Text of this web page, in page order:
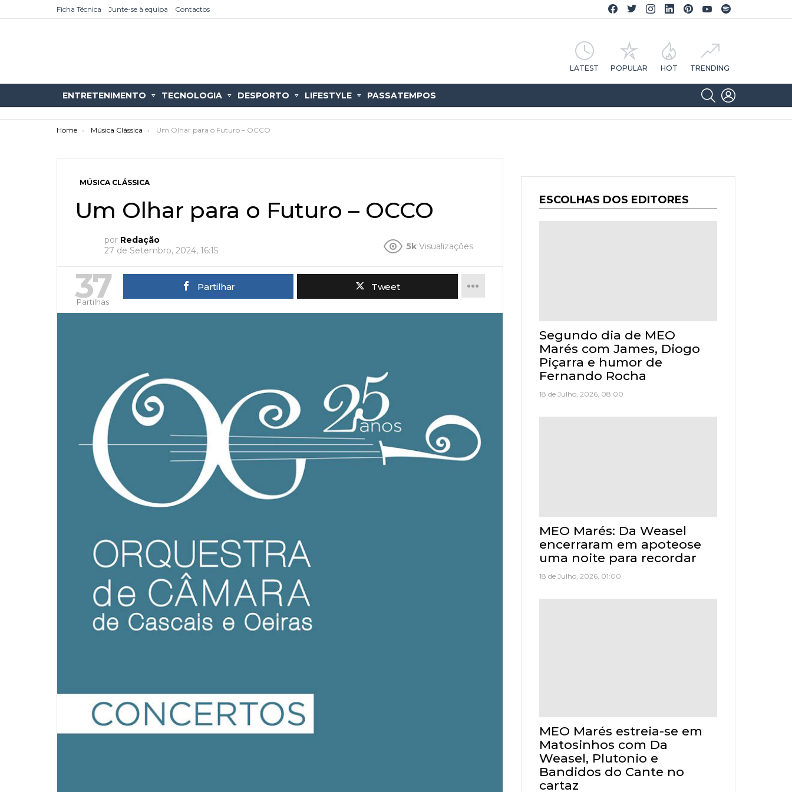
Ficha Técnica Junte-se à equipa Contactos
Facebook CA Notícias
Twitter CA Notícias
Instagram CA Notícias
Linkedin CA Notícias
Pinterest CA Notícias
YouTube CA Notícias
LATEST POPULAR HOT TRENDING
ENTRETENIMENTO TECNOLOGIA DESPORTO LIFESTYLE PASSATEMPOS
SEARCH
You are here:
Home Música Clássica Um Olhar para o Futuro – OCCO
MÚSICA CLÁSSICA
Um Olhar para o Futuro – OCCO
por Redação
27 de Setembro, 2024, 16:15
5k Visualizações
37
Partilhas
Partilhar Tweet
ESCOLHAS DOS EDITORES
Segundo dia de MEO
Marés com James, Diogo
Piçarra e humor de
Fernando Rocha
18 de Julho, 2026, 08:00
MEO Marés: Da Weasel
encerraram em apoteose
uma noite para recordar
18 de Julho, 2026, 01:00
MEO Marés estreia-se em
Matosinhos com Da
Weasel, Plutonio e
Bandidos do Cante no
cartaz